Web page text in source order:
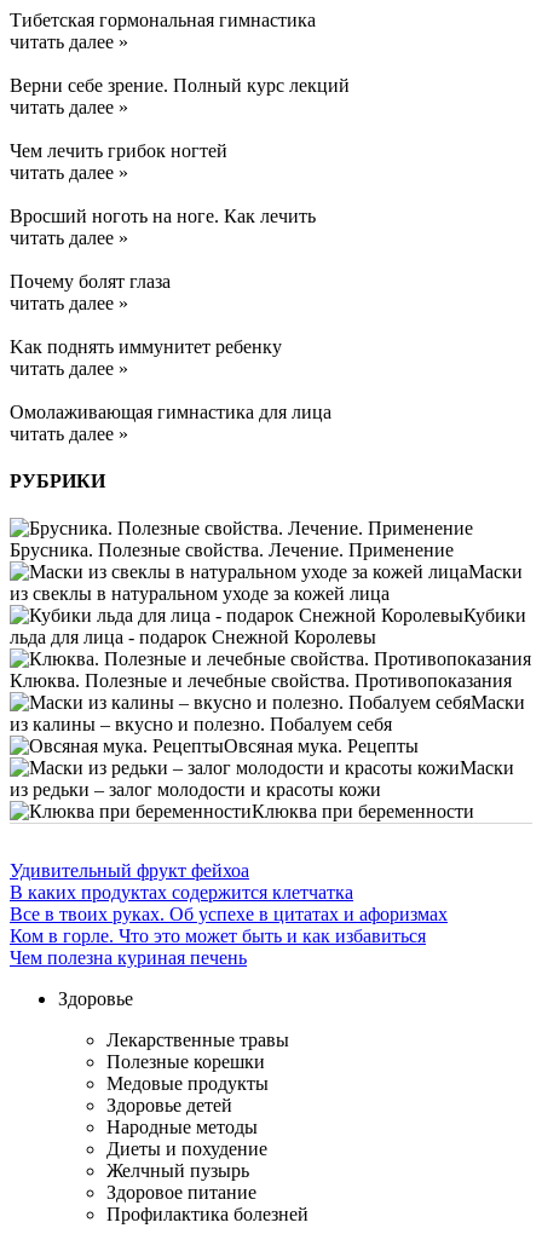
Тибетская гормональная гимнастика
читать далее »
Верни себе зрение. Полный курс лекций
читать далее »
Чем лечить грибок ногтей
читать далее »
Вросший ноготь на ноге. Как лечить
читать далее »
Почему болят глаза
читать далее »
Kак поднять иммунитет ребенку
читать далее »
Омолаживающая гимнастика для лица
читать далее »
РУБРИКИ
Брусника. Полезные свойства. Лечение. Применение
Маски
из свеклы в натуральном уходе за кожей лица
Кубики
льда для лица - подарок Снежной Королевы
Клюква. Полезные и лечебные свойства. Противопоказания
Маски
из калины – вкусно и полезно. Побалуем себя
Овсяная мука. Рецепты
Маски
из редьки – залог молодости и красоты кожи
Клюква при беременности
Удивительный фрукт фейхоа
В каких продуктах содержится клетчатка
Все в твоих руках. Об успехе в цитатах и афоризмах
Ком в горле. Что это может быть и как избавиться
Чем полезна куриная печень
Здоровье
Лекарственные травы
Полезные корешки
Медовые продукты
Здоровье детей
Народные методы
Диеты и похудение
Желчный пузырь
Здоровое питание
Профилактика болезней